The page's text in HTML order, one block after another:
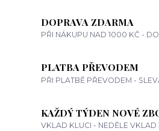
DOPRAVA ZDARMA
PŘI NÁKUPU NAD 1000 KČ -
PLATBA PŘEVODEM
PŘI PLATBĚ PŘEVODEM -
KAŽDÝ TÝDEN NOVÉ
VKLAD KLUCI - NEDĚLE VKLAD